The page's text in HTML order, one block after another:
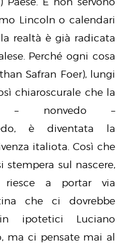
Lincoln o calendari
realtà è già radicata
Perché ogni cosa
Safran Foer), lungi
chiaroscurale che la
– nonvedo –
è diventata la
italiota. Così che
sul nascere,
a portar via
che ci dovrebbe
ipotetici Luciano
ma ci pensate mai al